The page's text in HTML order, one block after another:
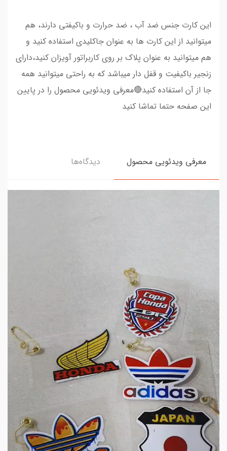
این کارت جنس ضد آب ، ضد حرارت و باکیفتی دارند، هم
میتوانید از این کارت ها به عنوان جاکلیدی استفاده کنید و
هم میتوانید به عنوان پلاک بر روی کاربراتور آویزان کنید،دارای
زنجیر باکیفیت و قفل دار میباشد که به راحتی میتوانید همه
جا از آن استفاده کنید🔴معرفی ویدئویی محصول را در پایین
این صفحه حتما تماشا کنید
معرفی ویدئویی محصول دیدگاه‌ها